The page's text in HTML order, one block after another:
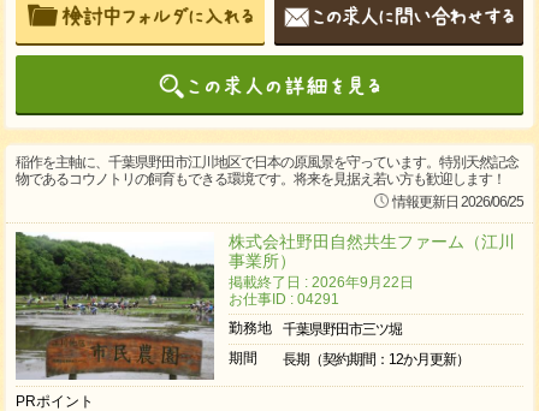
稲作を主軸に、千葉県野田市江川地区で日本の原風景を守っています。特別天然記念
物であるコウノトリの飼育もできる環境です。将来を見据え若い方も歓迎します！
情報更新日 2026/06/25
株式会社野田自然共生ファーム（江川
事業所）
掲載終了日 : 2026年9月22日
お仕事ID : 04291
勤務地
千葉県野田市三ツ堀
期間
長期（契約期間：12か月更新）
PRポイント